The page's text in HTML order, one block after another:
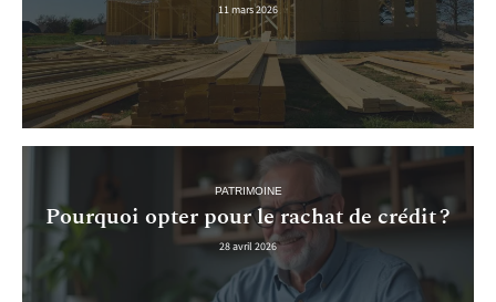
11 mars 2026
PATRIMOINE
Pourquoi opter pour le rachat de crédit ?
28 avril 2026